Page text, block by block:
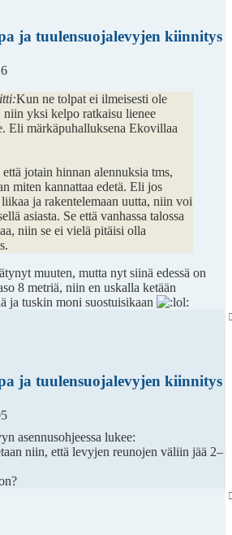
ja tuulensuojalevyjen kiinnitys
Kun ne tolpat ei ilmeisesti ole
niin yksi kelpo ratkaisu lienee
Eli märkäpuhalluksena Ekovillaa
jotain hinnan alennuksia tms,
miten kannattaa edetä. Eli jos
ja rakentelemaan uutta, niin voi
asiasta. Se että vanhassa talossa
niin se ei vielä pitäisi olla
muuten, mutta nyt siinä edessä on
8 metriä, niin en uskalla ketään
ja tuskin moni suostuisikaan
ja tuulensuojalevyjen kiinnitys
asennusohjeessa lukee:
niin, että levyjen reunojen väliin jää 2–